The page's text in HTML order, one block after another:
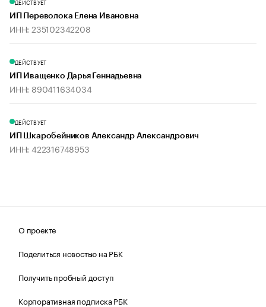
ДЕЙСТВУЕТ
ИП Переволока Елена Ивановна
ИНН: 235102342208
ДЕЙСТВУЕТ
ИП Иващенко Дарья Геннадьевна
ИНН: 890411634034
ДЕЙСТВУЕТ
ИП Шкаробейников Александр Александрович
ИНН: 422316748953
О проекте
Поделиться новостью на РБК
Получить пробный доступ
Корпоративная подписка РБК